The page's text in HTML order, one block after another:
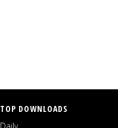
TOP DOWNLOADS